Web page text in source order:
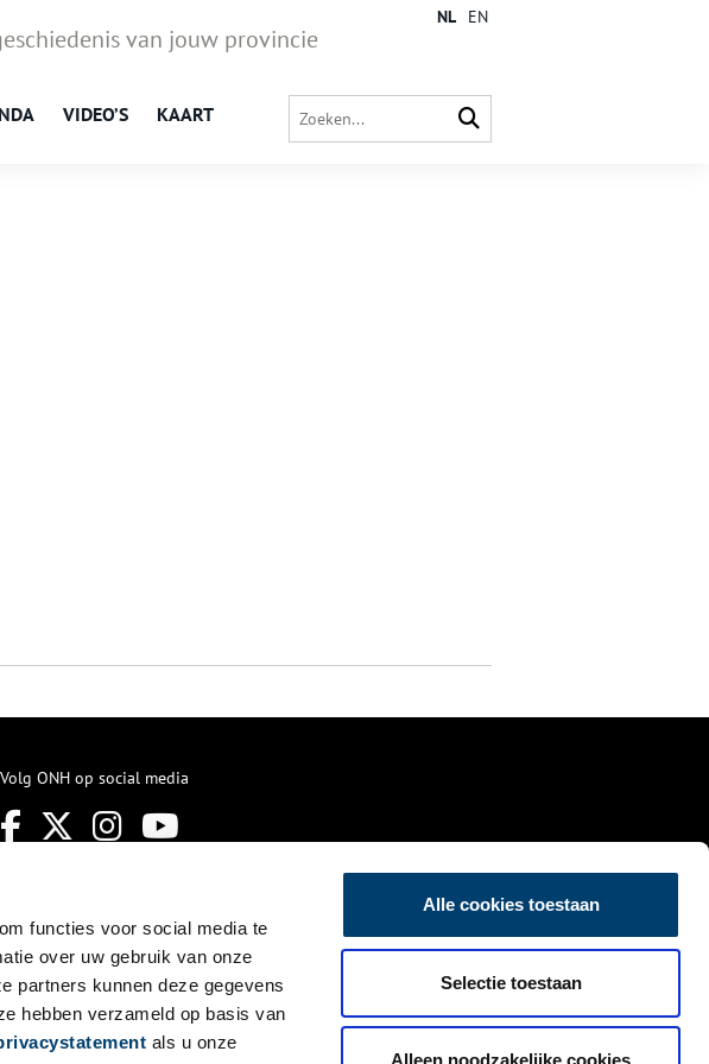
functies voor social media te
over uw gebruik van onze
partners kunnen deze gegevens
hebben verzameld op basis van
als u onze
Alle cookies toestaan
Selectie toestaan
Alleen noodzakelijke cookies
van jouw provincie
VIDEO’S KAART
NL EN
Volg ONH op social media